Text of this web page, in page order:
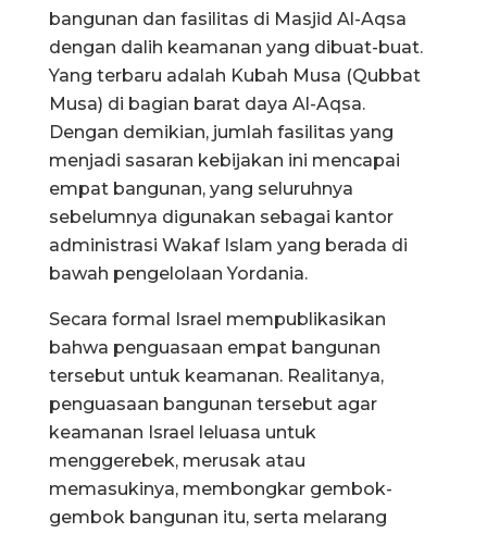
bangunan dan fasilitas di Masjid Al-Aqsa
dengan dalih keamanan yang dibuat-buat.
Yang terbaru adalah Kubah Musa (Qubbat
Musa) di bagian barat daya Al-Aqsa.
Dengan demikian, jumlah fasilitas yang
menjadi sasaran kebijakan ini mencapai
empat bangunan, yang seluruhnya
sebelumnya digunakan sebagai kantor
administrasi Wakaf Islam yang berada di
bawah pengelolaan Yordania.
Secara formal Israel mempublikasikan
bahwa penguasaan empat bangunan
tersebut untuk keamanan. Realitanya,
penguasaan bangunan tersebut agar
keamanan Israel leluasa untuk
menggerebek, merusak atau
memasukinya, membongkar gembok-
gembok bangunan itu, serta melarang